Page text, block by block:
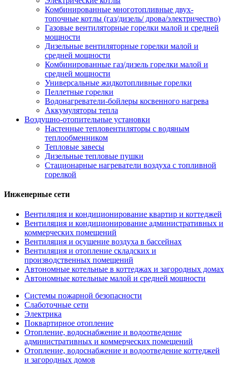
Комбинированные многотопливные двух-
топочные котлы (газ/дизель/ дрова/электричество)
Газовые вентиляторные горелки малой и средней
мощности
Дизельные вентиляторные горелки малой и
средней мощности
Комбинированные газ/дизель горелки малой и
средней мощности
Универсальные жидкотопливные горелки
Пеллетные горелки
Водонагреватели-бойлеры косвенного нагрева
Аккумуляторы тепла
Воздушно-отопительные установки
Настенные тепловентиляторы с водяным
теплообменником
Тепловые завесы
Дизельные тепловые пушки
Стационарные нагреватели воздуха с топливной
горелкой
Инженерные сети
Вентиляция и кондиционирование квартир и коттеджей
Вентиляция и кондиционирование административных и
коммерческих помещений
Вентиляция и осушение воздуха в бассейнах
Вентиляция и отопление складских и
производственных помещений
Автономные котельные в коттеджах и загородных домах
Автономные котельные малой и средней мощности
Системы пожарной безопасности
Слаботочные сети
Электрика
Поквартирное отопление
Отопление, водоснабжение и водоотведение
административных и коммерческих помещений
Отопление, водоснабжение и водоотведение коттеджей
и загородных домов